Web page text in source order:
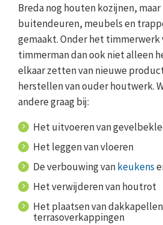
Breda nog houten kozijnen, maar
buitendeuren, meubels en
gemaakt. Onder het timmerwerk
timmerman dan ook niet alleen
elkaar zetten van nieuwe
herstellen van ouder houtwerk.
andere graag bij:
Het uitvoeren van
Het leggen van vloeren
De verbouwing vankeukens
Het verwijderen van houtrot
Het plaatsen van
terrasoverkappingen